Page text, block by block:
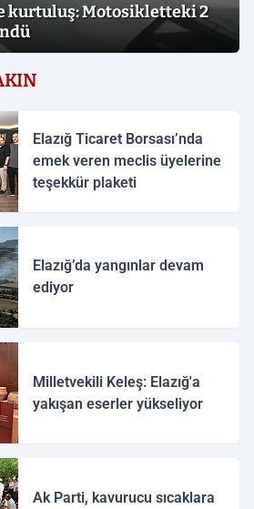
kurtuluş: Motosikletteki 2
Elazığ Ticaret Borsası’nda
emek veren meclis üyelerine
teşekkür plaketi
Elazığ’da yangınlar devam
ediyor
Milletvekili Keleş: Elazığ'a
yakışan eserler yükseliyor
Ak Parti, kavurucu sıcaklara